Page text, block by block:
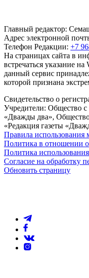
Главный редактор:
Адрес электронной
Телефон Редакции: +7
На страницах сайта в
встречаться указание
данный сервис
которой признана
Свидетельство о
Учредители: Общество с
«Дважды два»,
«Редакция газеты
Правила использования
Политика в отношении
Политика
Согласие на обработку
Обновить страницу